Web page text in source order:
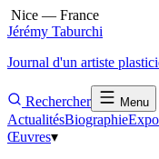
Nice — France
Jérémy Taburchi
Journal d'un artiste
Rechercher Menu
ActualitésBiographie
Œuvres▾